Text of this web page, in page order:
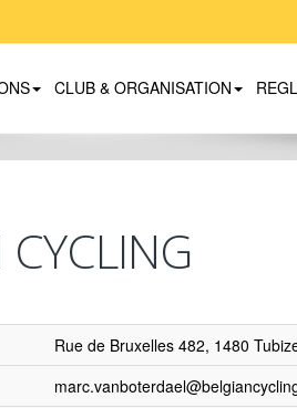
CLUB & ORGANISATION
Rue de Bruxelles 482, 1480